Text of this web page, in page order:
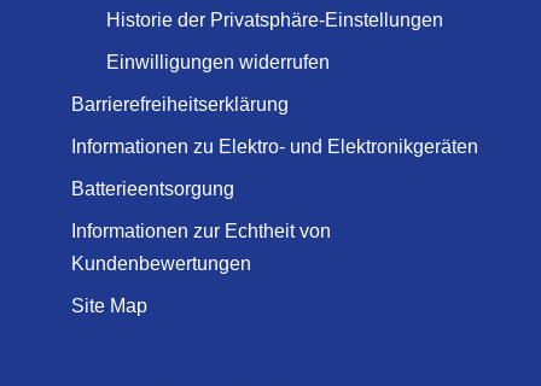
Historie der Privatsphäre-Einstellungen
Einwilligungen widerrufen
Barrierefreiheitserklärung
Informationen zu Elektro- und Elektronikgeräten
Batterieentsorgung
Informationen zur Echtheit von
Kundenbewertungen
Site Map